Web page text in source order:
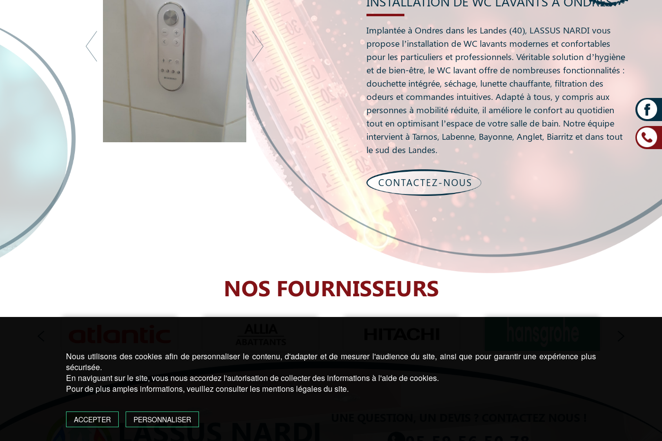
Implantée à Ondres dans les Landes (40), LASSUS NARDI vous
propose l’installation de WC lavants modernes et confortables
pour les particuliers et professionnels. Véritable solution d’hygiène
et de bien-être, le WC lavant offre de nombreuses fonctionnalités :
douchette intégrée, séchage, lunette chauffante, filtration des
odeurs et commandes intuitives. Adapté à tous, y compris aux
personnes à mobilité réduite, il améliore le confort au quotidien
tout en optimisant l’espace de votre salle de bain. Notre équipe
intervient à Tarnos, Labenne, Bayonne, Anglet, Biarritz et dans tout
le sud des Landes.
CONTACTEZ-NOUS
NOS FOURNISSEURS
Nous utilisons des cookies afin de personnaliser le contenu, d'adapter et de mesurer l'audience du site, ainsi que pour garantir une expérience plus
sécurisée.
En naviguant sur le site, vous nous accordez l'autorisation de collecter des informations à l'aide de cookies.
Pour de plus amples informations, veuillez consulter les mentions légales du site.
ACCEPTER PERSONNALISER